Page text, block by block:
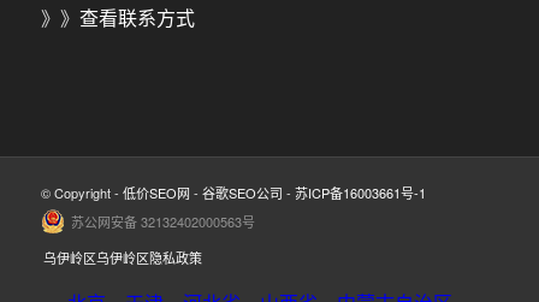
》》 查看联系方式
© Copyright - 低价SEO网 - 谷歌SEO公司 - 苏ICP备16003661号-1
苏公网安备 32132402000563号
乌伊岭区乌伊岭区隐私政策